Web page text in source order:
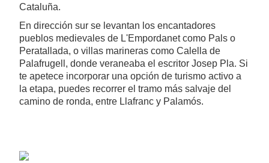
Cataluña.
En dirección sur se levantan los encantadores
pueblos medievales de L'Empordanet como Pals o
Peratallada, o villas marineras como Calella de
Palafrugell, donde veraneaba el escritor Josep Pla. Si
te apetece incorporar una opción de turismo activo a
la etapa, puedes recorrer el tramo más salvaje del
camino de ronda, entre Llafranc y Palamós.